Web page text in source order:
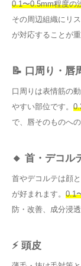
0.1〜0.5mm程度の
その周辺組織にリ
が対応することが重
📝 口周り・唇
口周りは表情筋の
やすい部位です。
で、唇そのものへ
🔸 首・デコル
首やデコルテは顔
が好まれます。 0.1
防・改善、成分浸
⚡ 頭皮